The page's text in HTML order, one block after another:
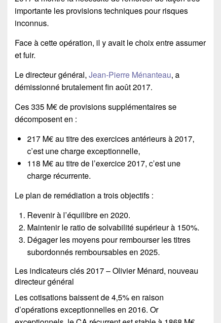
importante les provisions techniques pour risques
inconnus.
Face à cette opération, il y avait le choix entre assumer
et fuir.
Le directeur général, Jean-Pierre Ménanteau, a
démissionné brutalement fin août 2017.
Ces 335 M€ de provisions supplémentaires se
décomposent en :
217 M€ au titre des exercices antérieurs à 2017,
c’est une charge exceptionnelle,
118 M€ au titre de l’exercice 2017, c’est une
charge récurrente.
Le plan de remédiation a trois objectifs :
Revenir à l’équilibre en 2020.
Maintenir le ratio de solvabilité supérieur à 150%.
Dégager les moyens pour rembourser les titres
subordonnés remboursables en 2025.
Les indicateurs clés 2017 – Olivier Ménard, nouveau
directeur général
Les cotisations baissent de 4,5% en raison
d’opérations exceptionnelles en 2016. Or